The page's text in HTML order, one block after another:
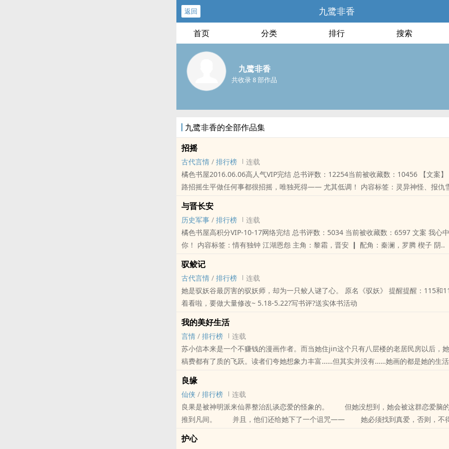
返回 九鹭非香
首页 分类 排行 搜索
九鹭非香
共收录 8 部作品
九鹭非香的全部作品集
招摇
古代言情 / 排行榜
连载
橘色书屋2016.06.06高人气VIP完结 总书评数：12254当前被收藏数：10456 【文案】 关于招摇：
路招摇生平做任何事都很招摇，唯独死得—— 尤其低调！ 内容标签：灵异神怪、报仇雪恨、仙侠修
与晋长安
历史军事 / 排行榜
连载
橘色书屋高积分VIP-10-17网络完结 总书评数：5034 当前被收藏数：6597 文案 我心中没有爱，只有
你！ 内容标签：情有独钟 江湖恩怨 主角：黎霜，晋安 ┃ 配角：秦澜，罗腾 楔子 阴..
驭鲛记
古代言情 / 排行榜
连载
她是驭妖谷最厉害的驭妖师，却为一只鲛人谜了心。 原名《驭妖》 提醒提醒：115和116两章先不急
着看啦，要做大量修改~ 5.18-5.22?写书评?送实体书活动
我的美好生活
言情 / 排行榜
连载
苏小信本来是一个不赚钱的漫画作者。而当她住jin这个只有八层楼的老居民房以后，
稿费都有了质的飞跃。读者们夸她想象力丰富……但其实并没有……她画的都是她的生
鬼、僵尸王、赶尸匠和jing灵族，不是想象，而是和她面对面坐着涮火锅的对象！这
厚重庆火锅味的奇幻ai情故事。
良缘
仙侠 / 排行榜
连载
良果是被神明派来仙界整治乱谈恋爱的怪象的。 但她没想到，她会被这群恋爱脑
推到凡间。 并且，他们还给她下了一个诅咒—— 她必须找到真爱，否则，不
护心